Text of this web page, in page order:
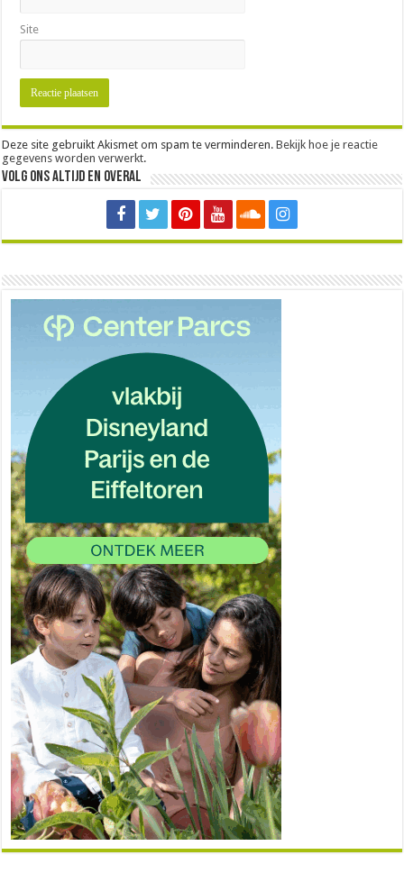
Site
Deze site gebruikt Akismet om spam te verminderen.Bekijk hoe je reactie
gegevens worden verwerkt.
Volg ons altijd en overal